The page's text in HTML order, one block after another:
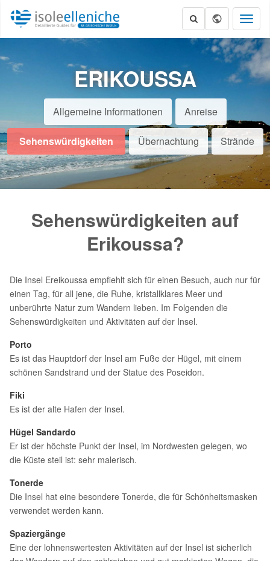
ERIKOUSSA
Allgemeine Informationen Anreise
Sehenswürdigkeiten Übernachtung Strände
Sehenswürdigkeiten auf
Erikoussa?
Die Insel Ereikoussa empfiehlt sich für einen Besuch, auch nur für
einen Tag, für all jene, die Ruhe, kristallklares Meer und
unberührte Natur zum Wandern lieben. Im Folgenden die
Sehenswürdigkeiten und Aktivitäten auf der Insel.
Porto
Es ist das Hauptdorf der Insel am Fuße der Hügel, mit einem
schönen Sandstrand und der Statue des Poseidon.
Fiki
Es ist der alte Hafen der Insel.
Hügel Sandardo
Er ist der höchste Punkt der Insel, im Nordwesten gelegen, wo
die Küste steil ist: sehr malerisch.
Tonerde
Die Insel hat eine besondere Tonerde, die für Schönheitsmasken
verwendet werden kann.
Spaziergänge
Eine der lohnenswertesten Aktivitäten auf der Insel ist sicherlich